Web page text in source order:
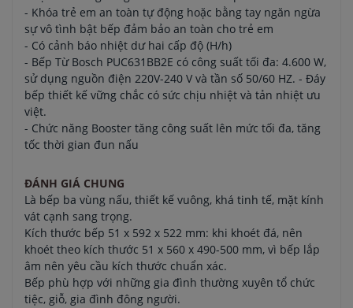
- Khóa trẻ em an toàn tự động hoặc bằng tay ngăn ngừa
sự vô tình bật bếp đảm bảo an toàn cho trẻ em
- Có cảnh báo nhiệt dư hai cấp độ (H/h)
- Bếp Từ Bosch PUC631BB2E có công suất tối đa: 4.600 W,
sử dụng nguồn điện 220V-240 V và tần số 50/60 HZ. - Đáy
bếp thiết kế vững chắc có sức chịu nhiệt và tản nhiệt ưu
việt.
- Chức năng Booster tăng công suất lên mức tối đa, tăng
tốc thời gian đun nấu
ĐÁNH GIÁ CHUNG
Là bếp ba vùng nấu, thiết kế vuông, khá tinh tế, mặt kính
vát cạnh sang trọng.
Kích thước bếp 51 x 592 x 522 mm: khi khoét đá, nên
khoét theo kích thước 51 x 560 x 490-500 mm, vì bếp lắp
âm nên yêu cầu kích thước chuẩn xác.
Bếp phù hợp với những gia đình thường xuyên tổ chức
tiệc, giỗ, gia đình đông người.